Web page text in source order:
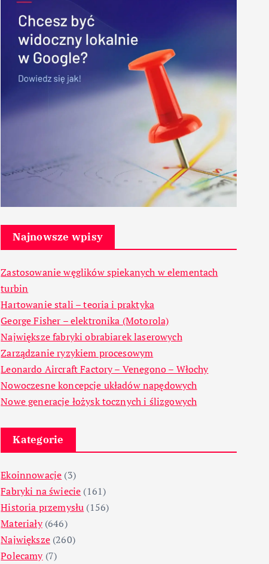
Najnowsze wpisy
Zastosowanie węglików spiekanych w elementach
turbin
Hartowanie stali – teoria i praktyka
George Fisher – elektronika (Motorola)
Największe fabryki obrabiarek laserowych
Zarządzanie ryzykiem procesowym
Leonardo Aircraft Factory – Venegono – Włochy
Nowoczesne koncepcje układów napędowych
Nowe generacje łożysk tocznych i ślizgowych
Kategorie
Ekoinnowacje (3)
Fabryki na świecie (161)
Historia przemysłu (156)
Materiały(646)
Największe(260)
Polecamy(7)